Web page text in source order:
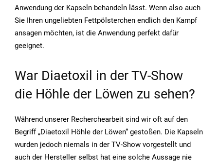
Anwendung der Kapseln behandeln lässt. Wenn also auch
Sie Ihren ungeliebten Fettpölsterchen endlich den Kampf
ansagen möchten, ist die Anwendung perfekt dafür
geeignet.
War Diaetoxil in der TV-Show
die Höhle der Löwen zu sehen?
Während unserer Recherchearbeit sind wir oft auf den
Begriff „Diaetoxil Höhle der Löwen“ gestoßen. Die Kapseln
wurden jedoch niemals in der TV-Show vorgestellt und
auch der Hersteller selbst hat eine solche Aussage nie